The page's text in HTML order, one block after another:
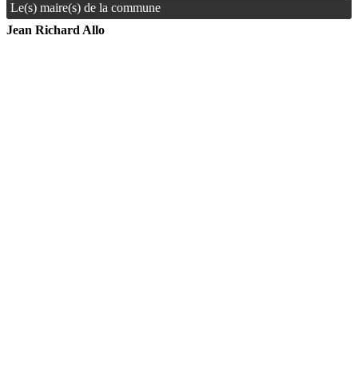
Le(s) maire(s) de la commune
Jean Richard Allo